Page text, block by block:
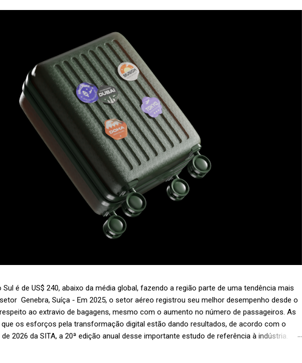
é de US$ 240, abaixo da média global, fazendo a região parte de uma tendência mais
Genebra, Suíça - Em 2025, o setor aéreo registrou seu melhor desempenho desde o
ao extravio de bagagens, mesmo com o aumento no número de passageiros. As
que os esforços pela transformação digital estão dando resultados, de acordo com o
de 2026 da SITA, a 20ª edição anual desse importante estudo de referência à indústria. (©